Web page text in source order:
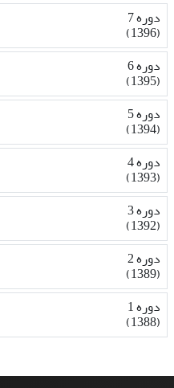
دوره 7
(1396)
دوره 6
(1395)
دوره 5
(1394)
دوره 4
(1393)
دوره 3
(1392)
دوره 2
(1389)
دوره 1
(1388)